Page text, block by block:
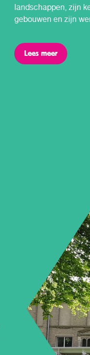
landschappen, zijn
gebouwen en zijn
Lees meer